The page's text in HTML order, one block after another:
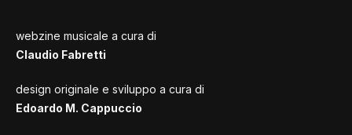
webzine musicale a cura di
Claudio Fabretti
design originale e sviluppo a cura di
Edoardo M. Cappuccio